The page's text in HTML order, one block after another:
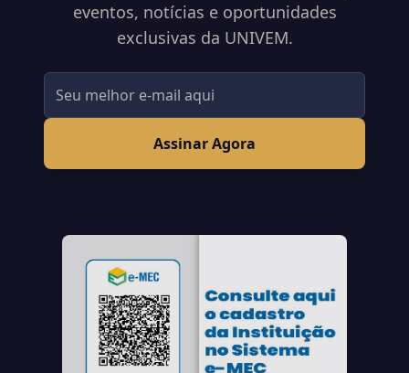
eventos, notícias e oportunidades
exclusivas da UNIVEM.
Assinar Agora